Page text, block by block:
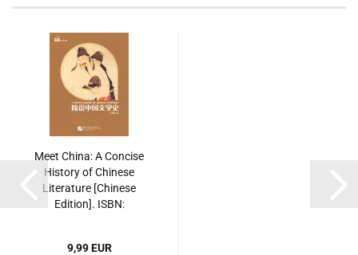
Meet China: A Concise
History of Chinese
Literature [Chinese
Edition]. ISBN:
9,99 EUR